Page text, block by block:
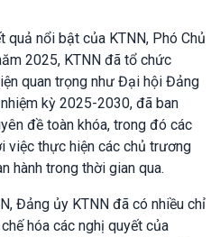
quả nổi bật của KTNN, Phó Chủ
2025, KTNN đã tổ chức
quan trọng như Đại hội Đảng
kỳ 2025-2030, đã ban
đề toàn khóa, trong đó các
việc thực hiện các chủ trương
hành trong thời gian qua.
Đảng ủy KTNN đã có nhiều chỉ
hóa các nghị quyết của